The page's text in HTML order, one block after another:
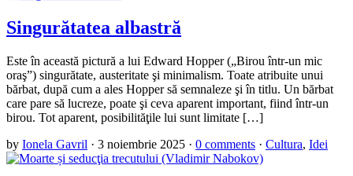
Singurătatea albastră
Este în această pictură a lui Edward Hopper („Birou într-un mic
oraş”) singurătate, austeritate şi minimalism. Toate atribuite unui
bărbat, după cum a ales Hopper să semnaleze şi în titlu. Un bărbat
care pare să lucreze, poate şi ceva aparent important, fiind într-un
birou. Tot aparent, posibilităţile lui sunt limitate […]
by Ionela Gavril · 3 noiembrie 2025 · 0 comments · Cultura, Idei